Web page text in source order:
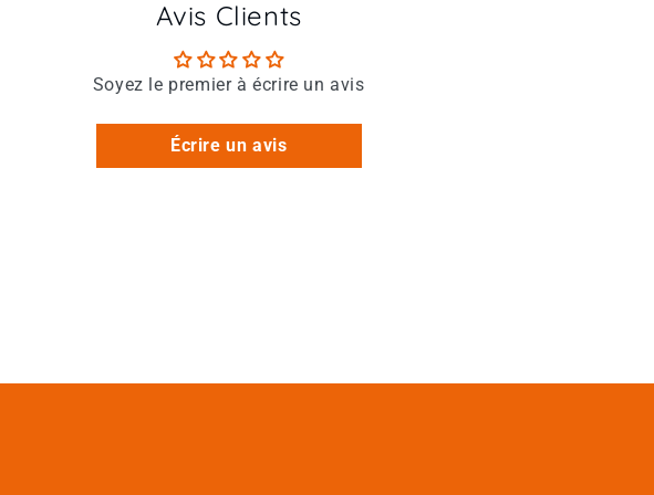
Avis Clients
Soyez le premier à écrire un avis
Écrire un avis